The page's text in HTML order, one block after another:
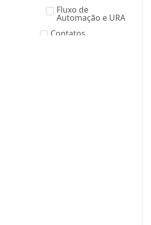
Fluxo de
Automação e URA
Contatos